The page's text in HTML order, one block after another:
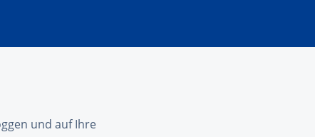
und auf Ihre